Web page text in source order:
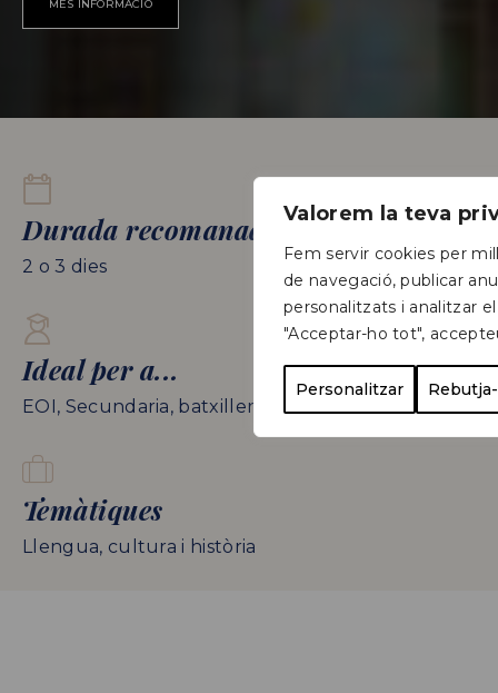
Valorem la teva
Fem servir cookies per
de navegació, publicar
personalitzats i analitzar
"Acceptar-ho tot",
Personalitzar
MÉS INFORMACIÓ
Durada recomanada
2 o 3 dies
Ideal per a...
EOI, Secundaria, batxillerat, CFGM i CFGS
Temàtiques
Llengua, cultura i història